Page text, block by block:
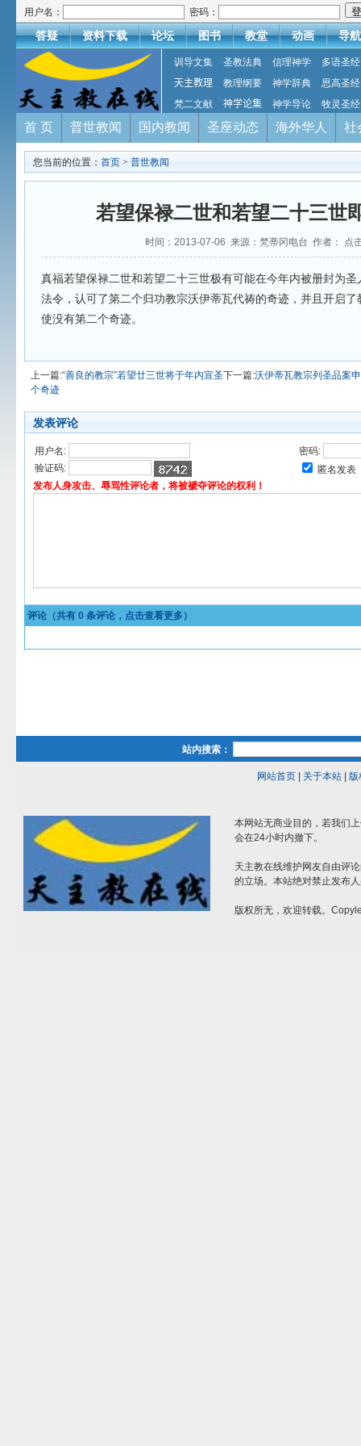
用户名： 密码：
答疑 资料下载 论坛 图书 教堂 动画 导航
训导文集 圣教法典 信理神学
多语圣经
天主教理
教理纲要 神学辞典
思高圣经
梵二文献
神学论集 神学导论 牧灵圣经
首 页 普世教闻 国内教闻 圣座动态 海外华人 社
您当前的位置： 首页 > 普世教闻
若望保禄二世和若望二十三世
时间：2013-07-06 来源：梵蒂冈电台 作者： 点
真福若望保禄二世和若望二十三世极有可能在今年内被册封为
法令，认可了第二个归功教宗沃伊蒂瓦代祷的奇迹，并且开启
使没有第二个奇迹。
上一篇:“善良的教宗”若望廿三世将于年内宣圣下一篇:沃伊蒂瓦教宗列圣品案
个奇迹
发表评论
用户名:
密码:
验证码:
匿名发表
发布人身攻击、辱骂性评论者，将被褫夺评论的权利！
评论（共有 0 条评论，点击查看更多）
站内搜索：
网站首页| 关于本站| 版
本网站无商业目的，若我们
会在24小时内撤下。
天主教在线维护网友自由评
的立场。本站绝对禁止发布
版权所无，欢迎转载。